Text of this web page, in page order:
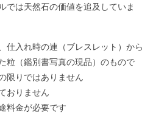
では天然石の価値を追及していま
仕入れ時の連（ブレスレット）から
粒（鑑別書写真の現品）のもので
限りではありません
おりません
料金が必要です